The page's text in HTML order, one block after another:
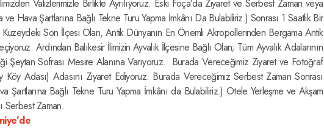
Valizlerimizle Birlikte Ayrılıyoruz. Eski Foça’da Ziyaret ve Serbest Zaman veya
Hava Şartlarına Bağlı Tekne Turu Yapma İmkânı Da Bulabiliriz.) Sonrası 1 Saatlik Bir
Kuzeydeki Son İlçesi Olan, Antik Dünyanın En Önemli Akropollerinden Bergama Antik
Ardından Balıkesir İlimizin Ayvalık İlçesine Bağlı Olan; Tüm Ayvalık Adalarının
Şeytan Sofrası Mesire Alanına Varıyoruz. Burada Vereceğimiz Ziyaret ve Fotoğraf
Köy Adası) Adasını Ziyaret Ediyoruz. Burada Vereceğimiz Serbest Zaman Sonrası
Şartlarına Bağlı Tekne Turu Yapma İmkânı da Bulabiliriz.) Otele Yerleşme ve Akşam
Serbest Zaman.